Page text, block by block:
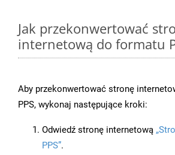
Jak przekonwertować
internetową do formatu
Aby przekonwertować stronę
PPS, wykonaj następujące kroki:
Odwiedź stronę internetową
PPS”.